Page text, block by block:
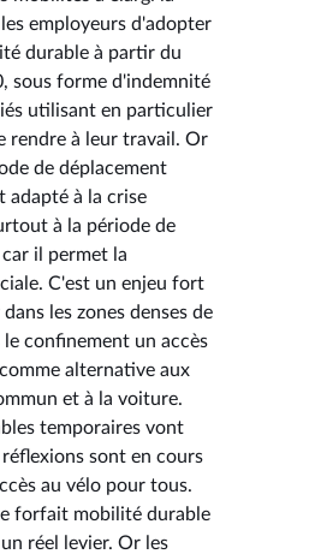
employeurs d'adopter
durable à partir du
sous forme d'indemnité
utilisant en particulier
rendre à leur travail. Or
de déplacement
adapté à la crise
à la période de
il permet la
C'est un enjeu fort
les zones denses de
confinement un accès
alternative aux
et à la voiture.
temporaires vont
sont en cours
au vélo pour tous.
forfait mobilité durable
réel levier. Or les